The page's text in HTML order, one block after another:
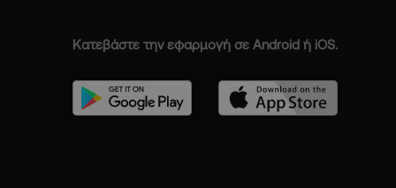
Κατεβάστε την εφαρμογή σε Android ή iOS.